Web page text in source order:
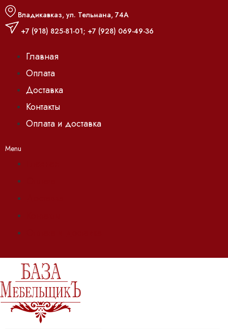
Владикавказ, ул. Тельмана, 74А
+7 (918) 825-81-01; +7 (928) 069-49-36
Главная
Оплата
Доставка
Контакты
Оплата и доставка
Menu